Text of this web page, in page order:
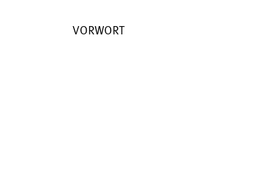
VORWORT